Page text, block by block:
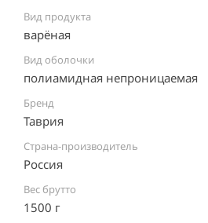
Вид продукта
варёная
Вид оболочки
полиамидная непроницаемая
Бренд
Таврия
Страна-производитель
Россия ⠀
Вес брутто
1500 г